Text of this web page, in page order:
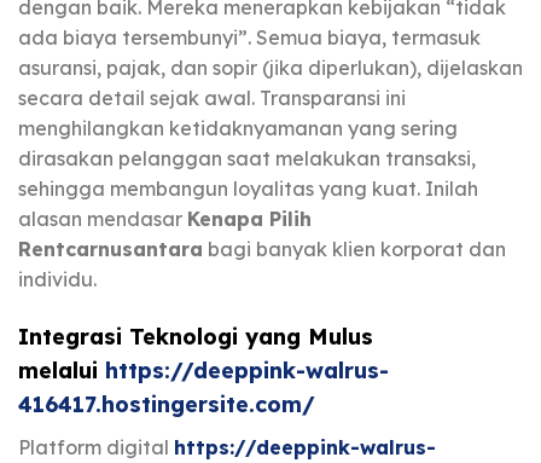
dengan baik. Mereka menerapkan kebijakan “tidak
ada biaya tersembunyi”. Semua biaya, termasuk
asuransi, pajak, dan sopir (jika diperlukan), dijelaskan
secara detail sejak awal. Transparansi ini
menghilangkan ketidaknyamanan yang sering
dirasakan pelanggan saat melakukan transaksi,
sehingga membangun loyalitas yang kuat. Inilah
alasan mendasar Kenapa Pilih
Rentcarnusantara bagi banyak klien korporat dan
individu.
Integrasi Teknologi yang Mulus
melalui https://deeppink-walrus-
416417.hostingersite.com/
Platform digital https://deeppink-walrus-